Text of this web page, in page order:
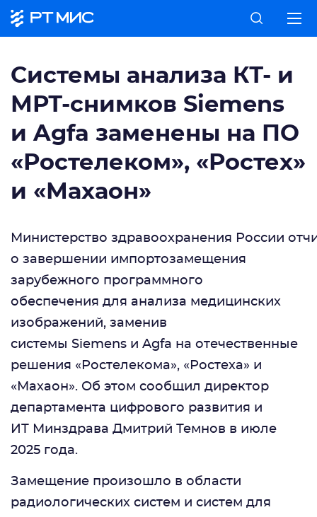
Системы анализа КТ- и
МРТ-снимков Siemens
и Agfa заменены на ПО
«Ростелеком», «Ростех»
и «Махаон»
Министерство здравоохранения России
о завершении импортозамещения
зарубежного программного
обеспечения для анализа медицинских
изображений, заменив
системы Siemens и Agfa на отечественные
решения «Ростелекома», «Ростеха» и
«Махаон». Об этом сообщил директор
департамента цифрового развития и
ИТ Минздрава Дмитрий Темнов в июле
2025 года.
Замещение произошло в области
радиологических систем и систем для